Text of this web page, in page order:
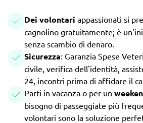
Dei volontari appassionati si
cagnolino gratuitamente; è
senza scambio di denaro.
Sicurezza: Garanzia Spese
civile, verifica dell'identità,
24, incontri prima di affidare il
Parti in vacanza o per un
bisogno di passeggiate più
volontari sono la soluzione